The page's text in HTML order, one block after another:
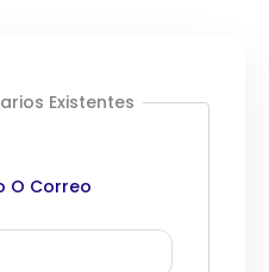
Existentes
O Correo